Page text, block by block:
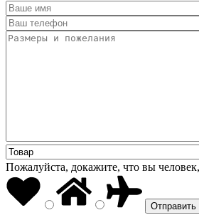
Пожалуйста, докажите, что вы